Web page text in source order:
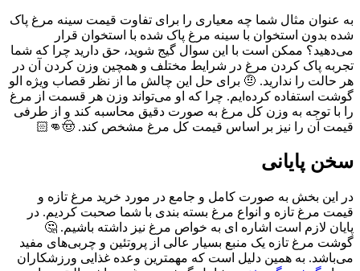
به عنوان مثال شما چه معیاری را برای تفاوت قیمت سینه مرغ پاک
شده بدون استخوان با سینه مرغ پاک شده با استخوان قرار
می‌دهید؟ ممکن است با این سوال گیج شوید، حق دارید چرا که شما
تجربه پاک کردن مرغ در شرایط مختلف و همچین وزن کردن آن در
هر حالت را ندارید. 🤨 برای حل این چالش ما از نظر قصاب ویژه الو
گوشت استفاده کرده‌ایم. چرا که او می‌تواند وزن هر قسمت از مرغ
را با توجه به وزن کل مرغ به صورت دقیق محاسبه کند و از طرفی
قیمت آن را نیز بر اساس قیمت کل مرغ مشخص کند. 🤠👊🏻
سخن پایانی
در این بخش به صورت کامل و جامع در مورد خرید مرغ تازه و
قیمت مرغ تازه و انواع مرغ بسته بندی با شما صحبت کردیم. در
پایان لازم است اشاره ای به خواص مرغ نیز داشته باشیم. 🤔
گوشت مرغ تازه یک منبع بسیار عالی از پروتئین و چربی‌های مفید
می‌باشد. به همین دلیل است که مهمترین وعده غذایی ورزشکاران